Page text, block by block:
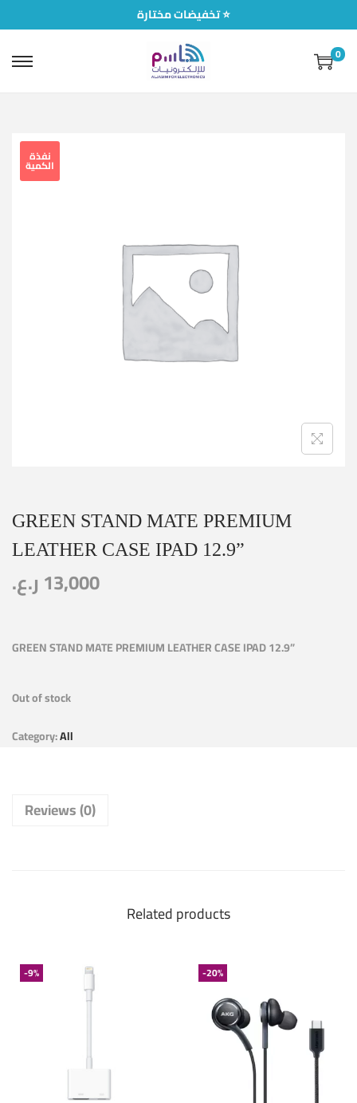
تخفيضات مختارة ⭐
0
نفذة
الكمية
GREEN STAND MATE PREMIUM
LEATHER CASE IPAD 12.9”
13,000 ر.ع.
GREEN STAND MATE PREMIUM LEATHER CASE IPAD 12.9”
Out of stock
Category:All
Reviews (0)
Related products
-9% -20%